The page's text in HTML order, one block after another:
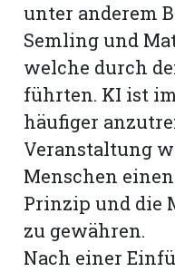
unter anderem
Semling und
welche durch
führten. KI ist
häufiger
Veranstaltung
Menschen
Prinzip und die
zu gewähren.
Nach einer